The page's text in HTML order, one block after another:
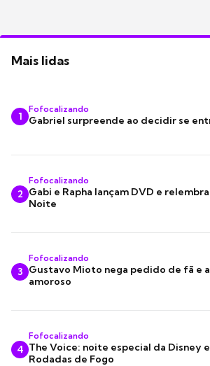
Mais lidas
1
Fofocalizando
Gabriel surpreende ao decidir se
2
Fofocalizando
Gabi e Rapha lançam DVD e
Noite
3
Fofocalizando
Gustavo Mioto nega pedido de fã e
amoroso
4
Fofocalizando
The Voice: noite especial da Disney
Rodadas de Fogo